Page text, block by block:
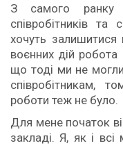
З самого ранку
співробітників
хочуть
воєнних дій робота
що тоді ми не могли
співробітникам,
роботи теж не було.
Для мене початок
закладі. Я, як і